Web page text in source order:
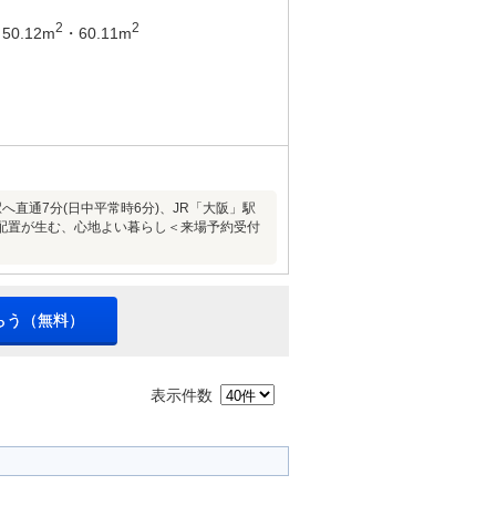
50.12m2 ・60.11m2
直通7分(日中平常時6分)、JR「大阪」駅
が生む、心地よい暮らし＜来場予約受付
（無料）
表示件数